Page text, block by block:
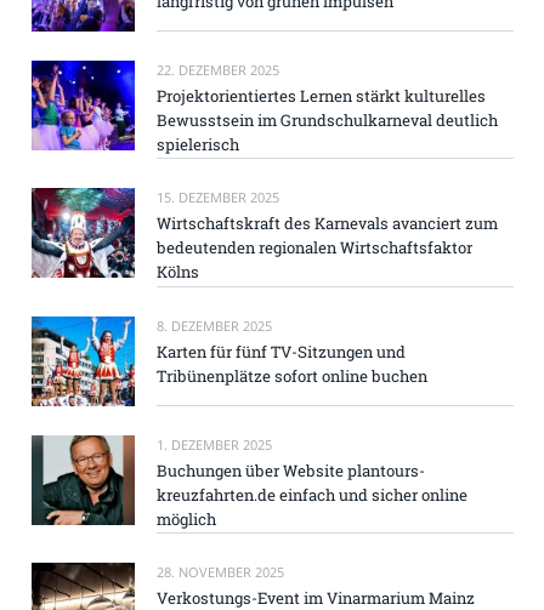
22. DEZEMBER 2025
Projektorientiertes Lernen stärkt kulturelles
Bewusstsein im Grundschulkarneval deutlich
spielerisch
15. DEZEMBER 2025
Wirtschaftskraft des Karnevals avanciert zum
bedeutenden regionalen Wirtschaftsfaktor
Kölns
8. DEZEMBER 2025
Karten für fünf TV-Sitzungen und
Tribünenplätze sofort online buchen
1. DEZEMBER 2025
Buchungen über Website plantours-
kreuzfahrten.de einfach und sicher online
möglich
28. NOVEMBER 2025
Verkostungs-Event im Vinarmarium Mainz